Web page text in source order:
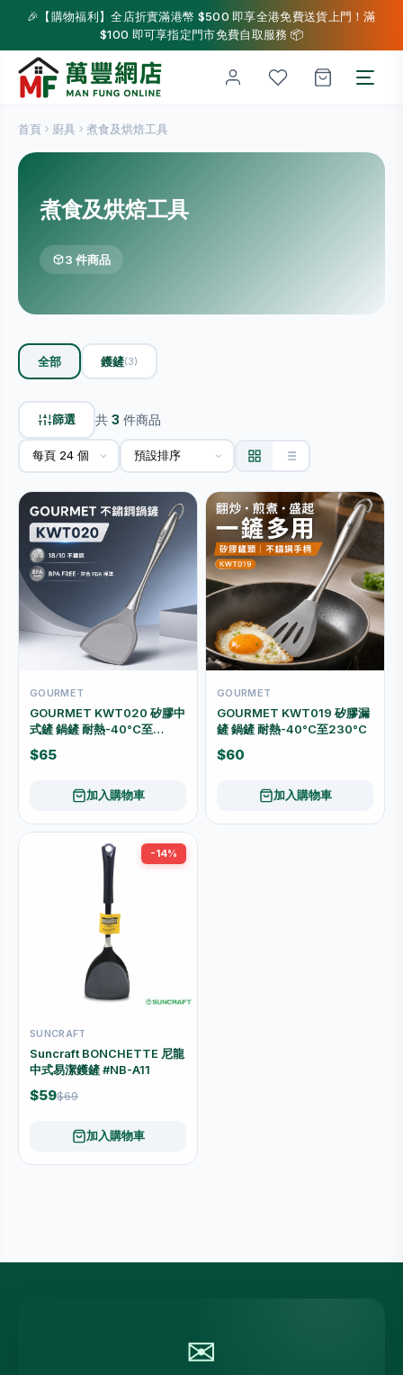
🎉【購物福利】全店折實滿港幣 $500 即享全港免費送貨上門！滿
$100 即可享指定門市免費自取服務 📦
首頁 廚具 煮食及烘焙工具
煮食及烘焙工具
3 件商品
全部 鑊鏟(3)
篩選 共 3 件商品
GOURMET
GOURMET KWT020 矽膠中
式鏟 鍋鏟 耐熱-40°C至
230°C
$65
加入購物車
GOURMET
GOURMET KWT019 矽膠漏
鏟 鍋鏟 耐熱-40°C至230°C
$60
加入購物車
-14%
SUNCRAFT
Suncraft BONCHETTE 尼龍
中式易潔鑊鏟 #NB-A11
$59$69
加入購物車
✉